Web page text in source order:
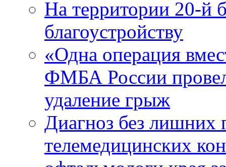
На территории 20-й
благоустройству
«Одна операция
ФМБА России
удаление грыж
Диагноз без лишних
телемедицинских